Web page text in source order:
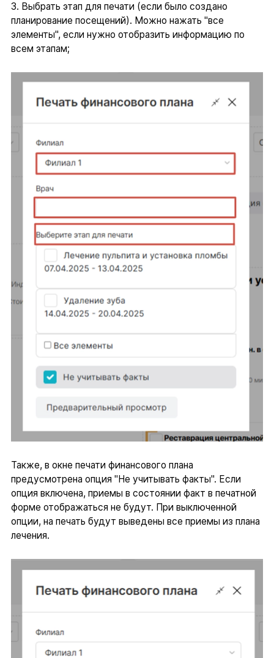
3. Выбрать этап для печати (если было создано
планирование посещений). Можно нажать "все
элементы", если нужно отобразить информацию по
всем этапам;
Также, в окне печати финансового плана
предусмотрена опция "Не учитывать факты". Если
опция включена, приемы в состоянии факт в печатной
форме отображаться не будут. При выключенной
опции, на печать будут выведены все приемы из плана
лечения.